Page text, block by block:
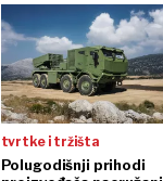
tvrtke i tržišta
Polugodišnji prihodi